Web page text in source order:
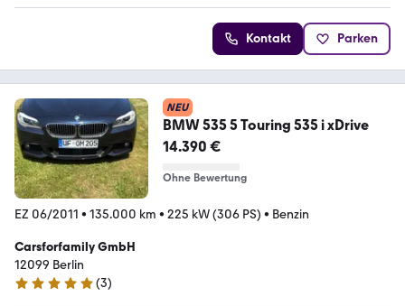
Kontakt Parken
NEU
BMW 535 5 Touring 535 i xDrive
14.390 €
Ohne Bewertung
EZ 06/2011 • 135.000 km • 225 kW (306 PS) • Benzin
Carsforfamily GmbH
12099 Berlin
4.8 Sterne
(3)